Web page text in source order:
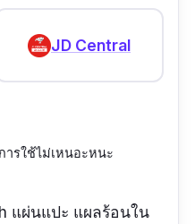
JD Central
ารใช้ไม่เหนอะหนะ
แผ่นแปะ แผลร้อนใน